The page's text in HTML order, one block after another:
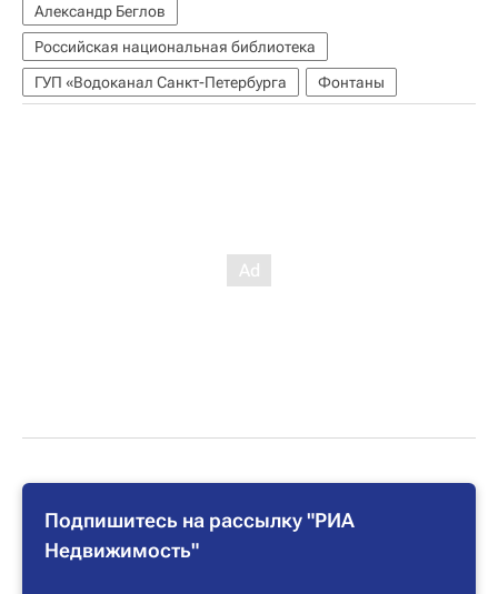
Александр Беглов
Российская национальная библиотека
ГУП «Водоканал Санкт-Петербурга
Фонтаны
Подпишитесь на рассылку "РИА
Недвижимость"